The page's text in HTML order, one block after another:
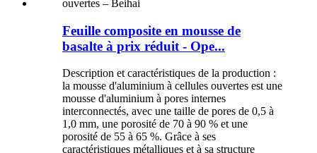
Feuille composite en mousse de
basalte à prix réduit - Ope...
Description et caractéristiques de la production :
la mousse d'aluminium à cellules ouvertes est une
mousse d'aluminium à pores internes
interconnectés, avec une taille de pores de 0,5 à
1,0 mm, une porosité de 70 à 90 % et une
porosité de 55 à 65 %. Grâce à ses
caractéristiques métalliques et à sa structure